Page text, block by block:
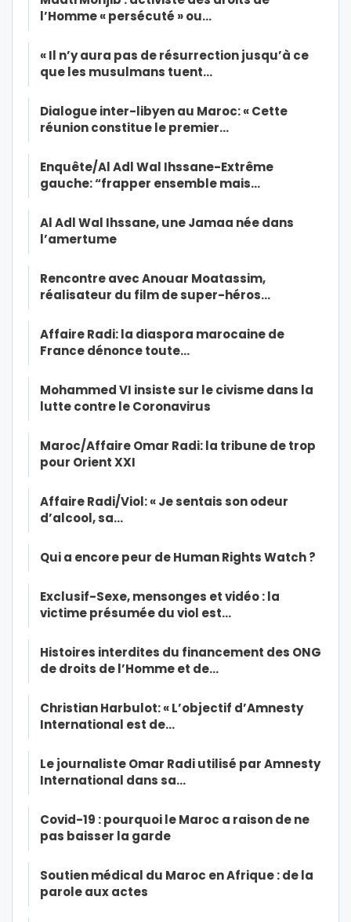
l’Homme « persécuté » ou…
« Il n’y aura pas de résurrection jusqu’à ce
que les musulmans tuent…
Dialogue inter-libyen au Maroc: « Cette
réunion constitue le premier…
Enquête/Al Adl Wal Ihssane-Extrême
gauche: “frapper ensemble mais…
Al Adl Wal Ihssane, une Jamaa née dans
l’amertume
Rencontre avec Anouar Moatassim,
réalisateur du film de super-héros…
Affaire Radi: la diaspora marocaine de
France dénonce toute…
Mohammed VI insiste sur le civisme dans la
lutte contre le Coronavirus
Maroc/Affaire Omar Radi: la tribune de trop
pour Orient XXI
Affaire Radi/Viol: « Je sentais son odeur
d’alcool, sa…
Qui a encore peur de Human Rights Watch ?
Exclusif-Sexe, mensonges et vidéo : la
victime présumée du viol est…
Histoires interdites du financement des ONG
de droits de l’Homme et de…
Christian Harbulot: « L’objectif d’Amnesty
International est de…
Le journaliste Omar Radi utilisé par Amnesty
International dans sa…
Covid-19 : pourquoi le Maroc a raison de ne
pas baisser la garde
Soutien médical du Maroc en Afrique : de la
parole aux actes